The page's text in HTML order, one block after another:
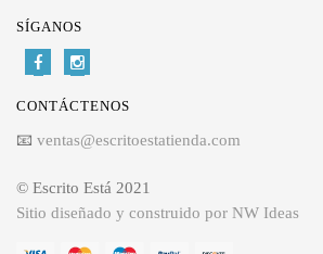
SÍGANOS
CONTÁCTENOS
📧 ventas@escritoestatienda.com
© Escrito Está 2021
Sitio diseñado y construido por NW Ideas